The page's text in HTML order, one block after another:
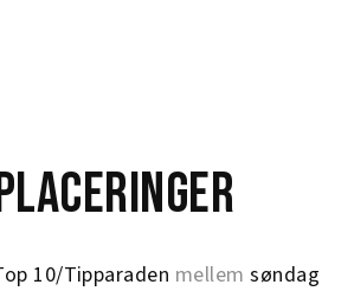
10/Tipparaden mellemsøndag